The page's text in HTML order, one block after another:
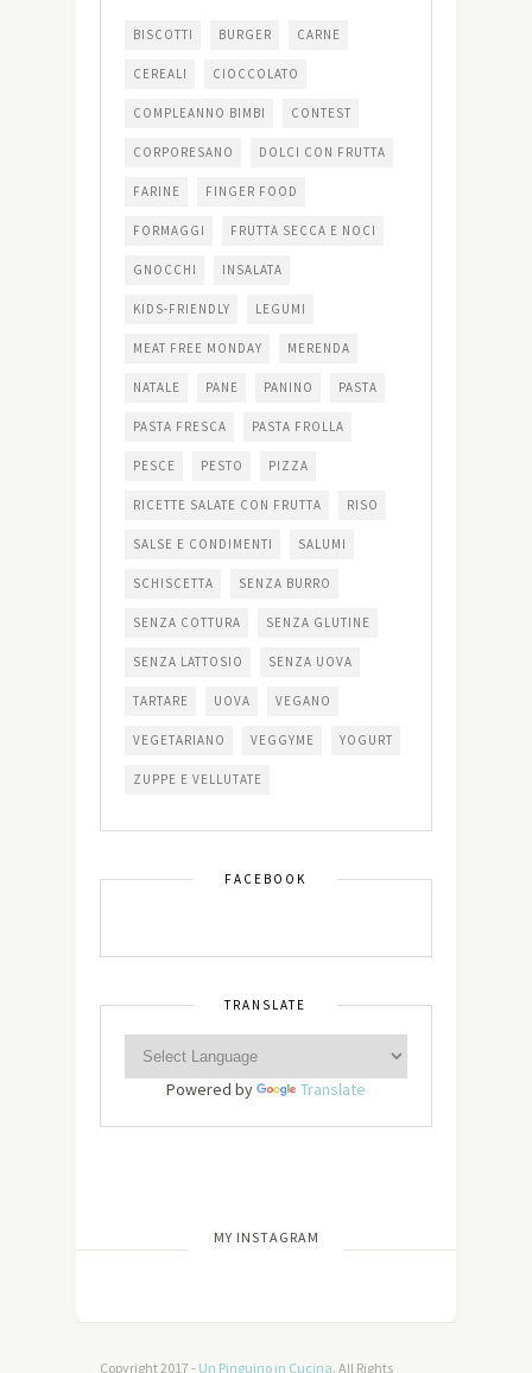
BISCOTTI BURGER CARNE
CEREALI CIOCCOLATO
COMPLEANNO BIMBI CONTEST
CORPORESANO DOLCI CON FRUTTA
FARINE FINGER FOOD
FORMAGGI FRUTTA SECCA E NOCI
GNOCCHI INSALATA
KIDS-FRIENDLY LEGUMI
MEAT FREE MONDAY MERENDA
NATALE PANE PANINO PASTA
PASTA FRESCA PASTA FROLLA
PESCE PESTO PIZZA
RICETTE SALATE CON FRUTTA RISO
SALSE E CONDIMENTI SALUMI
SCHISCETTA SENZA BURRO
SENZA COTTURA SENZA GLUTINE
SENZA LATTOSIO SENZA UOVA
TARTARE UOVA VEGANO
VEGETARIANO VEGGYME YOGURT
ZUPPE E VELLUTATE
FACEBOOK
TRANSLATE
Powered by Translate
MY INSTAGRAM
[wdi_feed id=”2″]
Copyright 2017 - Un Pinguino in Cucina. All Rights